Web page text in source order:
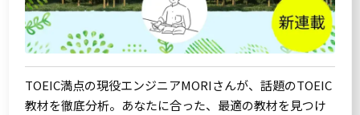
TOEIC満点の現役エンジニアMORIさんが、話題のTOEIC
教材を徹底分析。あなたに合った、最適の教材を見つけ